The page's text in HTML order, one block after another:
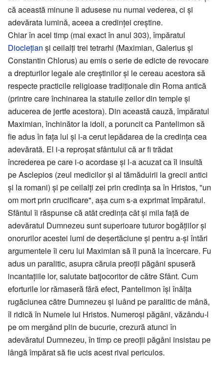
că această minune îi adusese nu numai vederea, ci și
adevărata lumină, aceea a credinței creștine.
Chiar în acel timp (mai exact în anul 303), împăratul
Dioclețian și ceilalți trei tetrarhi (Maximian, Galerius și
Constantin Chlorus) au emis o serie de edicte de revocare
a drepturilor legale ale creștinilor și le cereau acestora să
respecte practicile religioase tradiționale din Roma antică
(printre care închinarea la statuile zeilor din temple și
aducerea de jertfe acestora). Din această cauză, împăratul
Maximian, închinător la idoli, a poruncit ca Pantelimon să
fie adus în fața lui și i-a cerut lepădarea de la credința cea
adevărată. El i-a reproșat sfântului că ar fi trădat
încrederea pe care i-o acordase și l-a acuzat ca îl insultă
pe Asclepios (zeul medicilor și al tămăduirii la grecii antici
și la romani) și pe ceilalți zei prin credința sa în Hristos, "un
om mort prin crucificare", așa cum s-a exprimat împăratul.
Sfântul îi răspunse că atât credința cât și mila față de
adevăratul Dumnezeu sunt superioare tuturor bogățiilor și
onorurilor acestei lumi de deșertăciune și pentru a-și întări
argumentele îi ceru lui Maximian să îl pună la încercare. Fu
adus un paralitic, asupra căruia preoții păgâni spuseră
incantațiile lor, salutate batjocoritor de către Sfânt. Cum
eforturile lor rămaseră fără efect, Pantelimon își înălța
rugăciunea către Dumnezeu și luând pe paralitic de mână,
îl ridică în Numele lui Hristos. Numeroși păgâni, văzându-l
pe om mergând plin de bucurie, crezură atunci în
adevăratul Dumnezeu, în timp ce preoții păgâni insistau pe
lângă împărat să fie ucis acest rival periculos.